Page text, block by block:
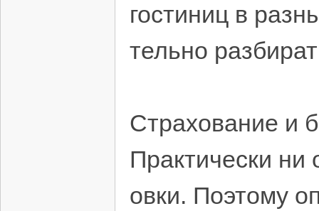
гостиниц в
тельно
Страхование и
Практически ни
овки. Поэтому